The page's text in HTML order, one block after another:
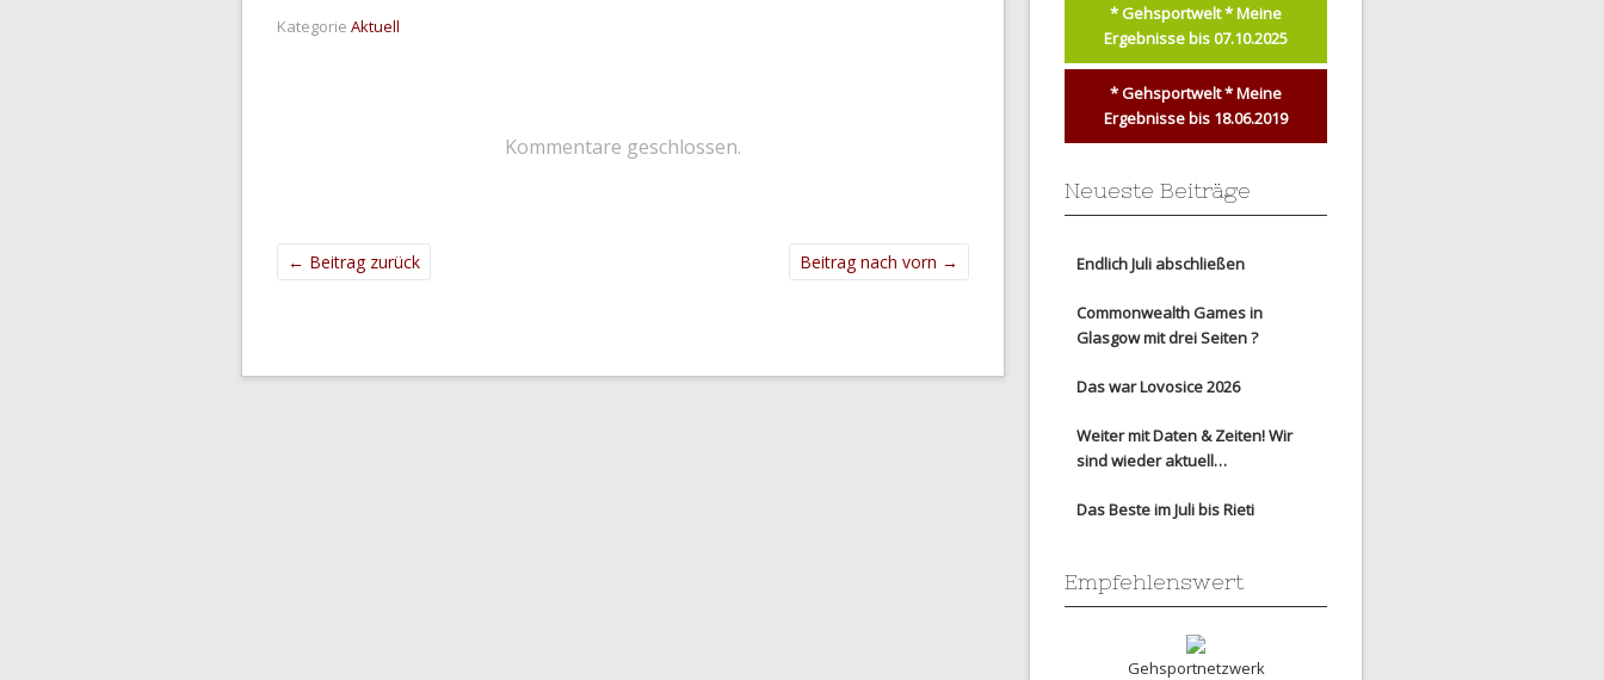
Kategorie Aktuell
Kommentare geschlossen.
← Beitrag zurück Beitrag nach vorn →
* Gehsportwelt * Meine
Ergebnisse bis 07.10.2025
* Gehsportwelt * Meine
Ergebnisse bis 18.06.2019
Neueste Beiträge
Endlich Juli abschließen
Commonwealth Games in
Glasgow mit drei Seiten ?
Das war Lovosice 2026
Weiter mit Daten & Zeiten! Wir
sind wieder aktuell…
Das Beste im Juli bis Rieti
Empfehlenswert
Gehsportnetzwerk